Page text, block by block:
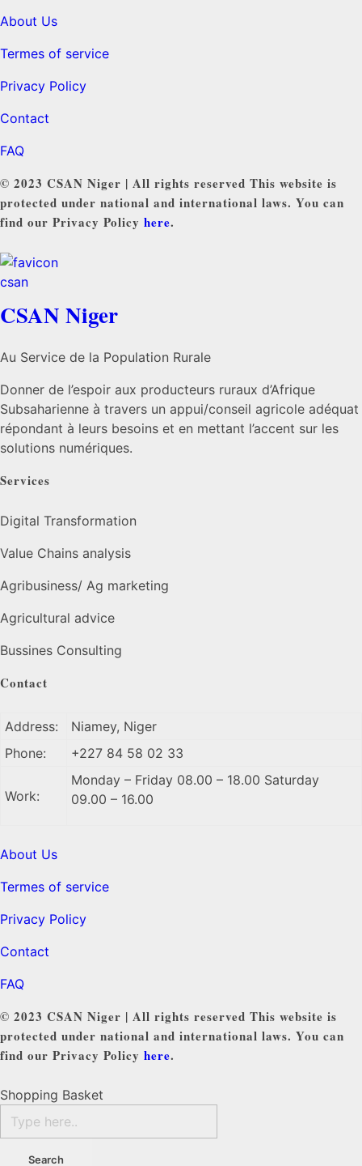
About Us
Termes of service
Privacy Policy
Contact
FAQ
© 2023 CSAN Niger | All rights reserved This website is
protected under national and international laws. You can
find our Privacy Policy here.
CSAN Niger
Au Service de la Population Rurale
Donner de l’espoir aux producteurs ruraux d’Afrique
Subsaharienne à travers un appui/conseil agricole adéquat
répondant à leurs besoins et en mettant l’accent sur les
solutions numériques.
Services
Digital Transformation
Value Chains analysis
Agribusiness/ Ag marketing
Agricultural advice
Bussines Consulting
Contact
Address:
Niamey, Niger
Phone:
+227 84 58 02 33
Work:
Monday – Friday 08.00 – 18.00 Saturday
09.00 – 16.00
About Us
Termes of service
Privacy Policy
Contact
FAQ
© 2023 CSAN Niger | All rights reserved This website is
protected under national and international laws. You can
find our Privacy Policy here.
Shopping Basket